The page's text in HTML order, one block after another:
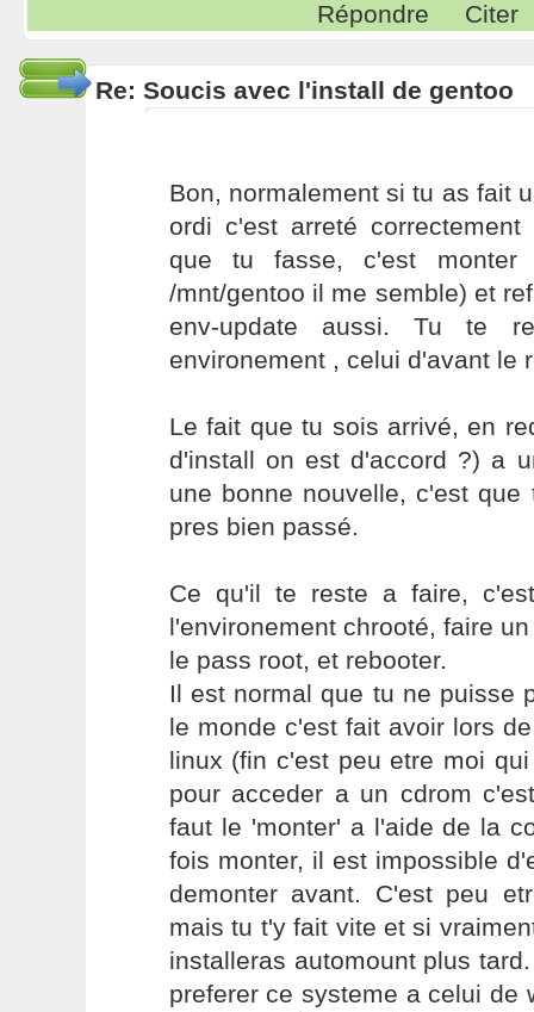
Répondre Citer
Re: Soucis avec l'install de gentoo
Bon, normalement si tu as fait
ordi c'est arreté
que tu fasse, c'est monter
/mnt/gentoo il me semble) et
env-update aussi. Tu te
environement , celui d'avant le
Le fait que tu sois arrivé, en
d'install on est d'accord ?) a
une bonne nouvelle, c'est
pres bien passé.
Ce qu'il te reste a faire,
l'environement chrooté, faire
le pass root, et rebooter.
Il est normal que tu ne puisse
le monde c'est fait avoir lors
linux (fin c'est peu etre moi
pour acceder a un cdrom
faut le 'monter' a l'aide de la
fois monter, il est impossible
demonter avant. C'est peu
mais tu t'y fait vite et si
installeras automount plus
preferer ce systeme a celui de